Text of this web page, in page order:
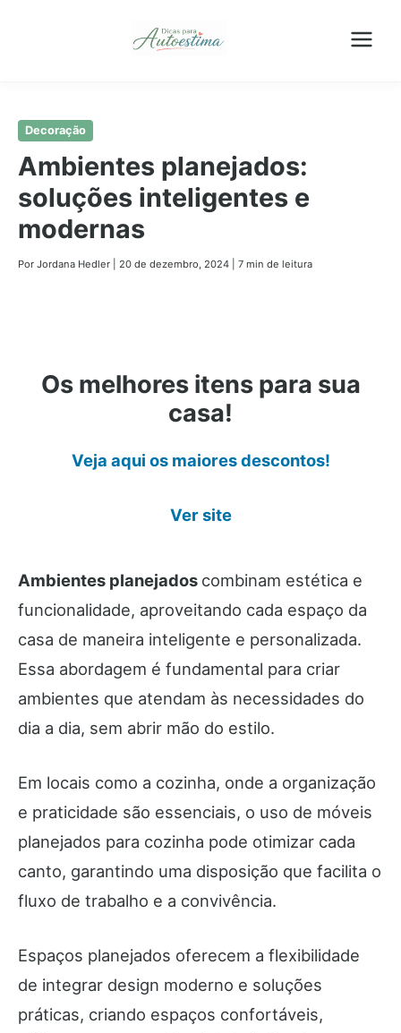
Pular
conteúdo
Decoração
Ambientes planejados:
soluções inteligentes e
modernas
Por Jordana Hedler 20 de dezembro, 2024 7 min de leitura
Os melhores itens para sua
casa!
Veja aqui os maiores descontos!
Ver site
Ambientes planejados combinam estética e
funcionalidade, aproveitando cada espaço da
casa de maneira inteligente e personalizada.
Essa abordagem é fundamental para criar
ambientes que atendam às necessidades do
dia a dia, sem abrir mão do estilo.
Em locais como a cozinha, onde a organização
e praticidade são essenciais, o uso de móveis
planejados para cozinha pode otimizar cada
canto, garantindo uma disposição que facilita o
fluxo de trabalho e a convivência.
Espaços planejados oferecem a flexibilidade
de integrar design moderno e soluções
práticas, criando espaços confortáveis,